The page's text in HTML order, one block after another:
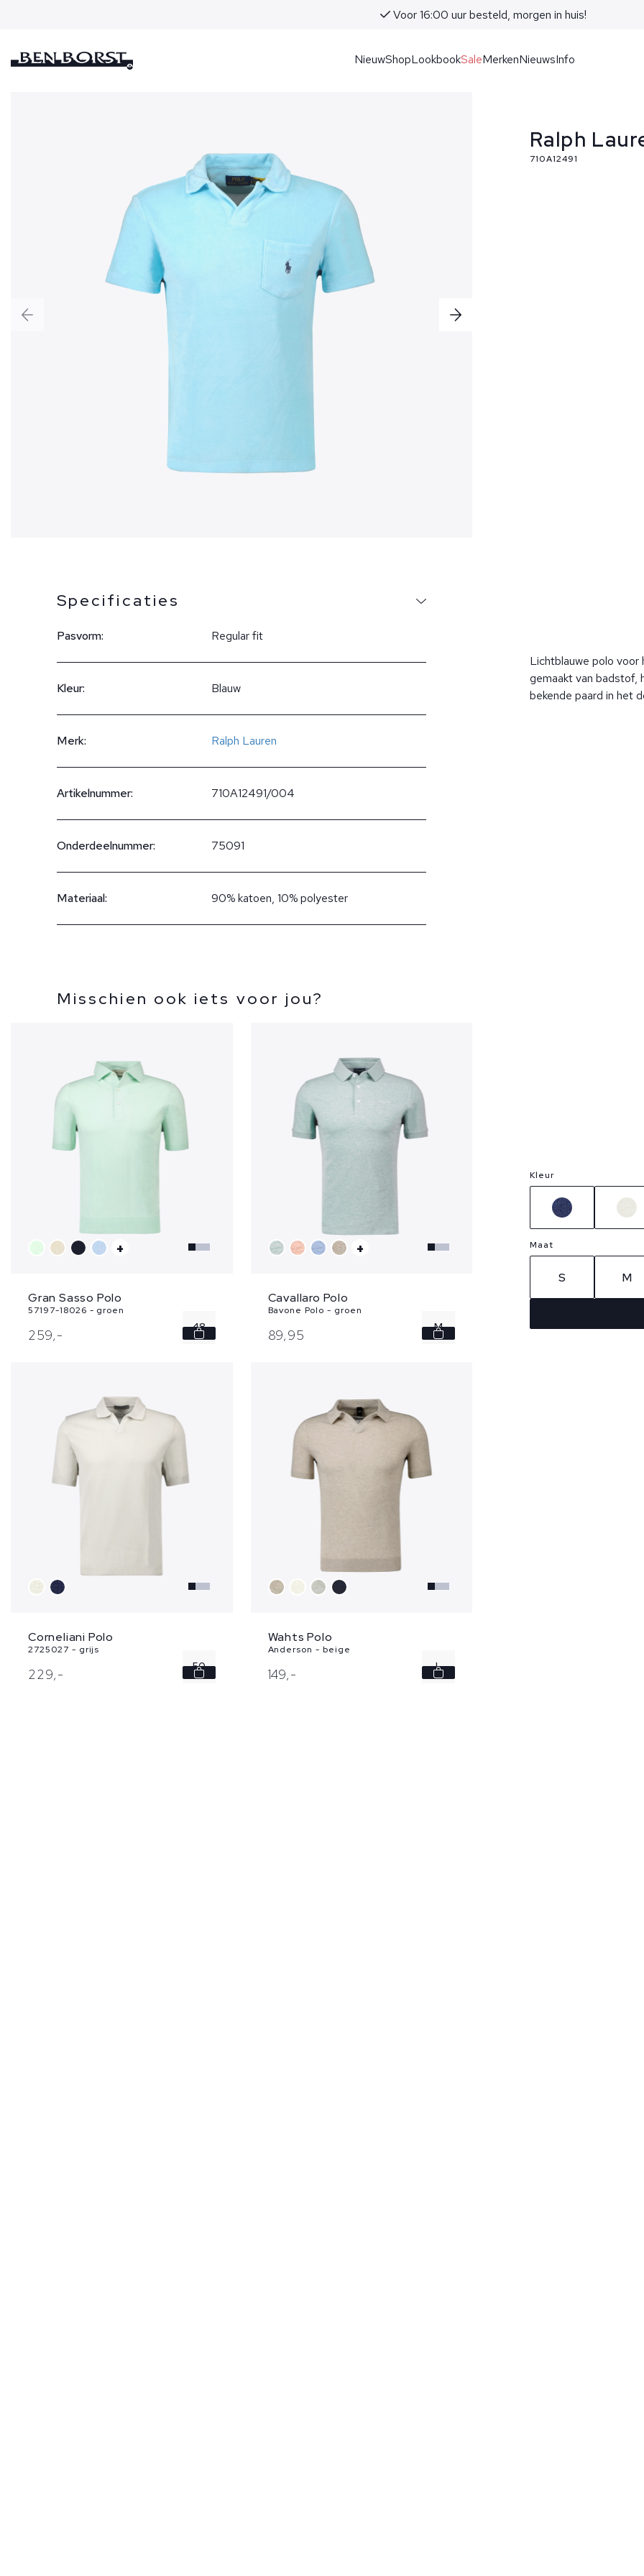
Voor 16:00 uur besteld, morgen in huis!
NieuwShopLookbookSaleMerkenNieuwsInfo
Specificaties
Pasvorm: Regular fit
Kleur: Blauw
Merk: Ralph Lauren
Artikelnummer: 710A12491/004
Onderdeelnummer: 75091
Materiaal: 90% katoen, 10% polyester
Misschien ook iets voor jou?
+
Gran Sasso Polo
57197-18026 - groen
259,- 48
+
Cavallaro Polo
Bavone Polo - groen
89,95 M
Corneliani Polo
2725027 - grijs
229,- 50
Wahts Polo
Anderson - beige
149,- L
Ralph
710A12491
Lichtblauwe polo voor
gemaakt van
bekende paard in het
Kleur
Maat
S M